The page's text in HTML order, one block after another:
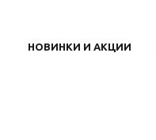
НОВИНКИ И АКЦИИ